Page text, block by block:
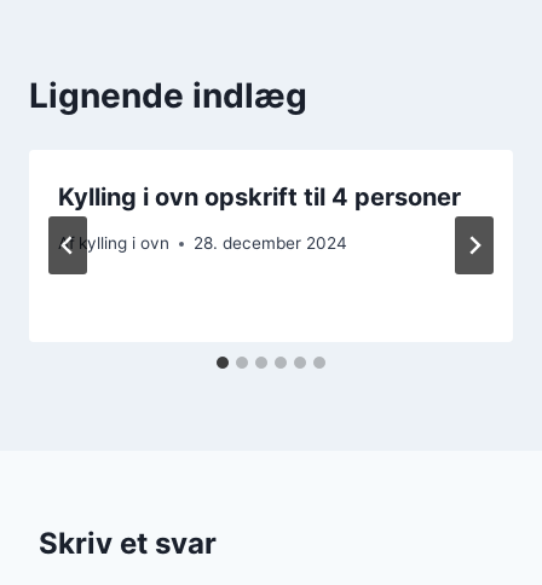
Lignende indlæg
Kylling i ovn opskrift til 4 personer
Af kylling i ovn 28. december 2024
Skriv et svar